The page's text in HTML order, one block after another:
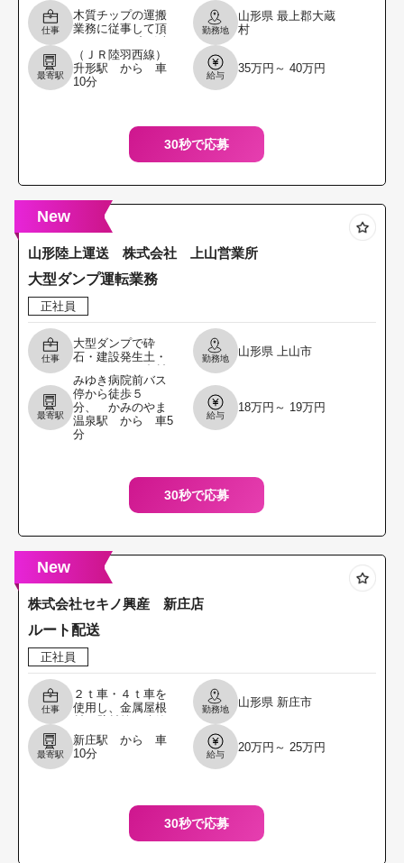
仕事
木質チップの運搬
業務に従事して頂
両で県内及び宮城
県、福島県、新潟
県、 岩手県、栃木
勤務地
山形県 最上郡大蔵
村
最寄駅
（ＪＲ陸羽西線）
升形駅 から 車
10分
給与
35万円～ 40万円
30秒で応募
New
山形陸上運送 株式会社 上山営業所
大型ダンプ運転業務
正社員
仕事
大型ダンプで砕
石・建設発生土・
の運搬や解体現場
で発生するコンク
リートガラ等の運
搬業務に従事して
頂きます。
勤務地
山形県 上山市
最寄駅
みゆき病院前バス
停から徒歩５
分、 かみのやま
温泉駅 から 車5
分
給与
18万円～ 19万円
30秒で応募
New
株式会社セキノ興産 新庄店
ルート配送
正社員
仕事
２ｔ車・４ｔ車を
使用し、金属屋根
資材を建築現場や
販売店へ配達する
仕事です。 ※配達
勤務地
山形県 新庄市
最寄駅
新庄駅 から 車
10分
給与
20万円～ 25万円
30秒で応募